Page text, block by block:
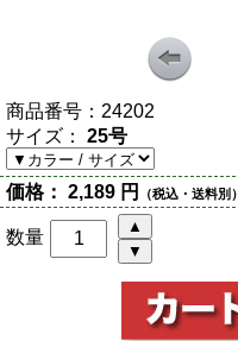
商品番号： 24202
サイズ： 25号
価格： 2,189 円 （税込・送料別）
数量